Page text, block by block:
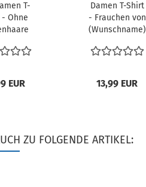
T-
Ohne
EUR
Damen T-Shirt
- Frauchen von
(Wunschname)
13,99 EUR
ZU FOLGENDE ARTIKEL: